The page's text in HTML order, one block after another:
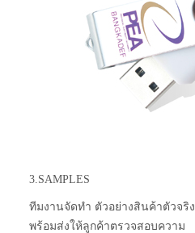
3.SAMPLES
ทีมงานจัดทำ ตัวอย่างสินค้าตัวจริง
พร้อมส่งให้ลูกค้าตรวจสอบความ